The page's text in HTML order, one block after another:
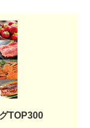
TOP300